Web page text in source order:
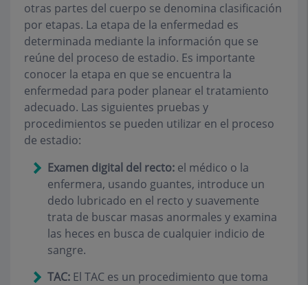
otras partes del cuerpo se denomina clasificación
por etapas. La etapa de la enfermedad es
determinada mediante la información que se
reúne del proceso de estadio. Es importante
conocer la etapa en que se encuentra la
enfermedad para poder planear el tratamiento
adecuado. Las siguientes pruebas y
procedimientos se pueden utilizar en el proceso
de estadio:
Examen digital del recto: el médico o la
enfermera, usando guantes, introduce un
dedo lubricado en el recto y suavemente
trata de buscar masas anormales y examina
las heces en busca de cualquier indicio de
sangre.
TAC: El TAC es un procedimiento que toma